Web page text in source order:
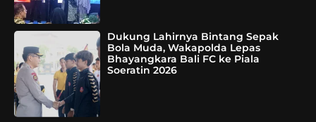
Dukung Lahirnya Bintang Sepak
Bola Muda, Wakapolda Lepas
Bhayangkara Bali FC ke Piala
Soeratin 2026